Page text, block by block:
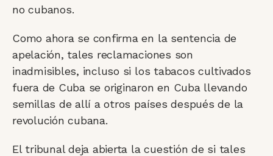
no cubanos.
Como ahora se confirma en la sentencia de
apelación, tales reclamaciones son
inadmisibles, incluso si los tabacos cultivados
fuera de Cuba se originaron en Cuba llevando
semillas de allí a otros países después de la
revolución cubana.
El tribunal deja abierta la cuestión de si tales